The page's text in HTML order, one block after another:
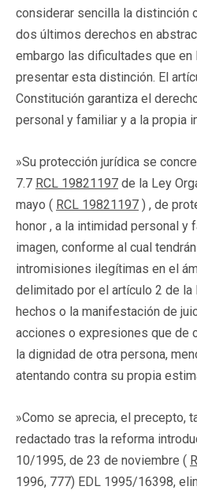
considerar sencilla la distinción
dos últimos derechos en
embargo las dificultades que en
presentar esta distinción. El
Constitución garantiza el
personal y familiar y a la propia
»Su protección jurídica se
7.7 RCL 19821197 de la Ley
mayo ( RCL 19821197 ) , de
honor , a la intimidad personal y
imagen, conforme al cual
intromisiones ilegítimas en el
delimitado por el artículo 2 de la
hechos o la manifestación de
acciones o expresiones que de
la dignidad de otra persona,
atentando contra su propia
»Como se aprecia, el precepto,
redactado tras la reforma
10/1995, de 23 de noviembre (
1996, 777) EDL 1995/16398,